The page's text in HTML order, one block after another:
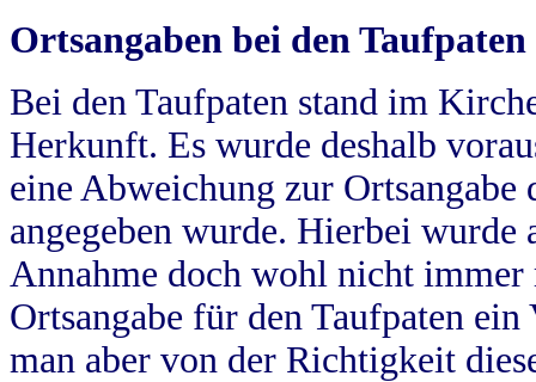
Ortsangaben bei den Taufpaten
Bei den Taufpaten stand im
Herkunft. Es wurde deshalb
eine Abweichung zur
angegeben wurde. Hierbei wurde
Annahme doch wohl nicht
Ortsangabe für den Taufpaten
man aber von der Richtigkeit